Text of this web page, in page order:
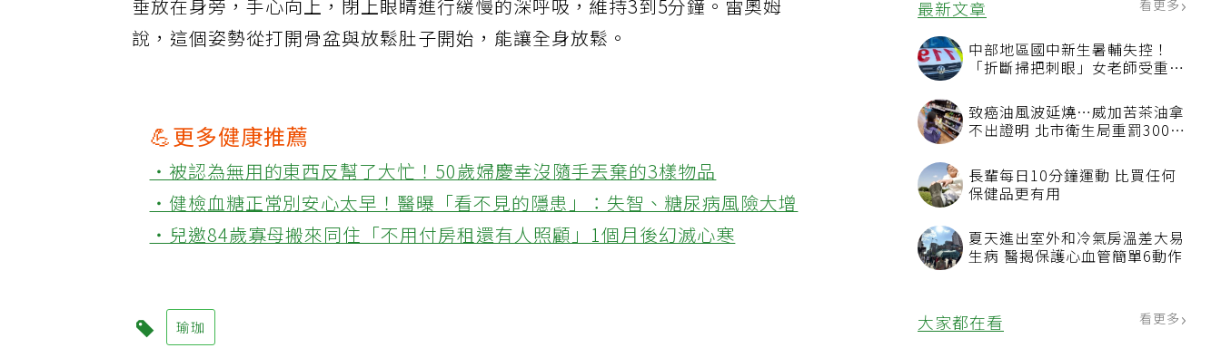
最新文章 看更多
中部地區國中新生暑輔失控！
「折斷掃把刺眼」女老師受重傷
致癌油風波延燒…威加苦茶油拿
不出證明 北市衛生局重罰300萬
長輩每日10分鐘運動 比買任何
保健品更有用
夏天進出室外和冷氣房溫差大易
生病 醫揭保護心血管簡單6動作
大家都在看
垂放在身旁，手心向上，閉上眼睛進行緩慢的深呼吸，維持3到5分鐘。雷奧姆
說，這個姿勢從打開骨盆與放鬆肚子開始，能讓全身放鬆。
💪更多健康推薦
‧被認為無用的東西反幫了大忙！50歲婦慶幸沒隨手丟棄的3樣物品
‧健檢血糖正常別安心太早！醫曝「看不見的隱患」：失智、糖尿病風險大增
‧兒邀84歲寡母搬來同住「不用付房租還有人照顧」1個月後幻滅心寒
瑜珈